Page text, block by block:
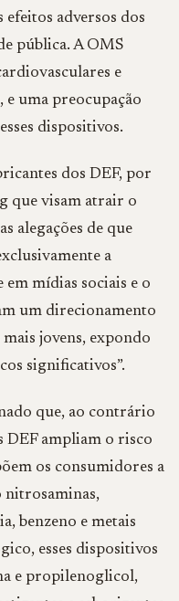
efeitos adversos dos
pública. A OMS
e
uma preocupação
dispositivos.
dos DEF, por
que visam atrair o
alegações de que
a
mídias sociais e o
um direcionamento
jovens, expondo
significativos”.
que, ao contrário
DEF ampliam o risco
os consumidores a
nitrosaminas,
benzeno e metais
esses dispositivos
e propilenoglicol,